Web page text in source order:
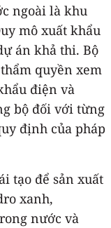
ngoài là khu
mô xuất khẩu
án khả thi. Bộ
quyền xem
điện và
bộ đối với từng
định của pháp
tạo để sản xuất
xanh,
nước và